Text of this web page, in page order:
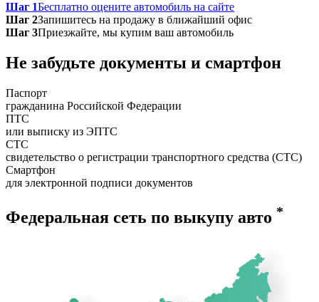
Шаг 1Бесплатно оцените автомобиль на сайте
Шаг 2Запишитесь на продажу в ближайший офис
Шаг 3Приезжайте, мы купим ваш автомобиль
Не забудьте документы и смартфон
Паспорт
гражданина Российской Федерации
ПТС
или выписку из ЭПТС
СТС
свидетельство о регистрации транспортного средства (СТС)
Смартфон
для электронной подписи документов
Федеральная сеть по выкупу авто *